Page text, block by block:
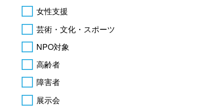
女性支援
芸術・文化・スポーツ
NPO対象
高齢者
障害者
展示会